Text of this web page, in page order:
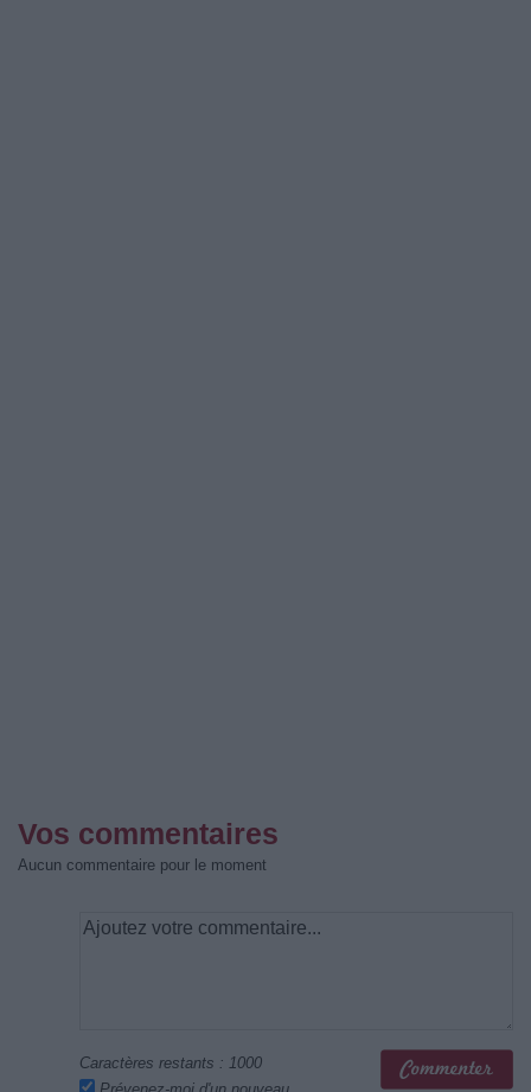
Vos commentaires
Aucun commentaire pour le moment
Caractères restants : 1000